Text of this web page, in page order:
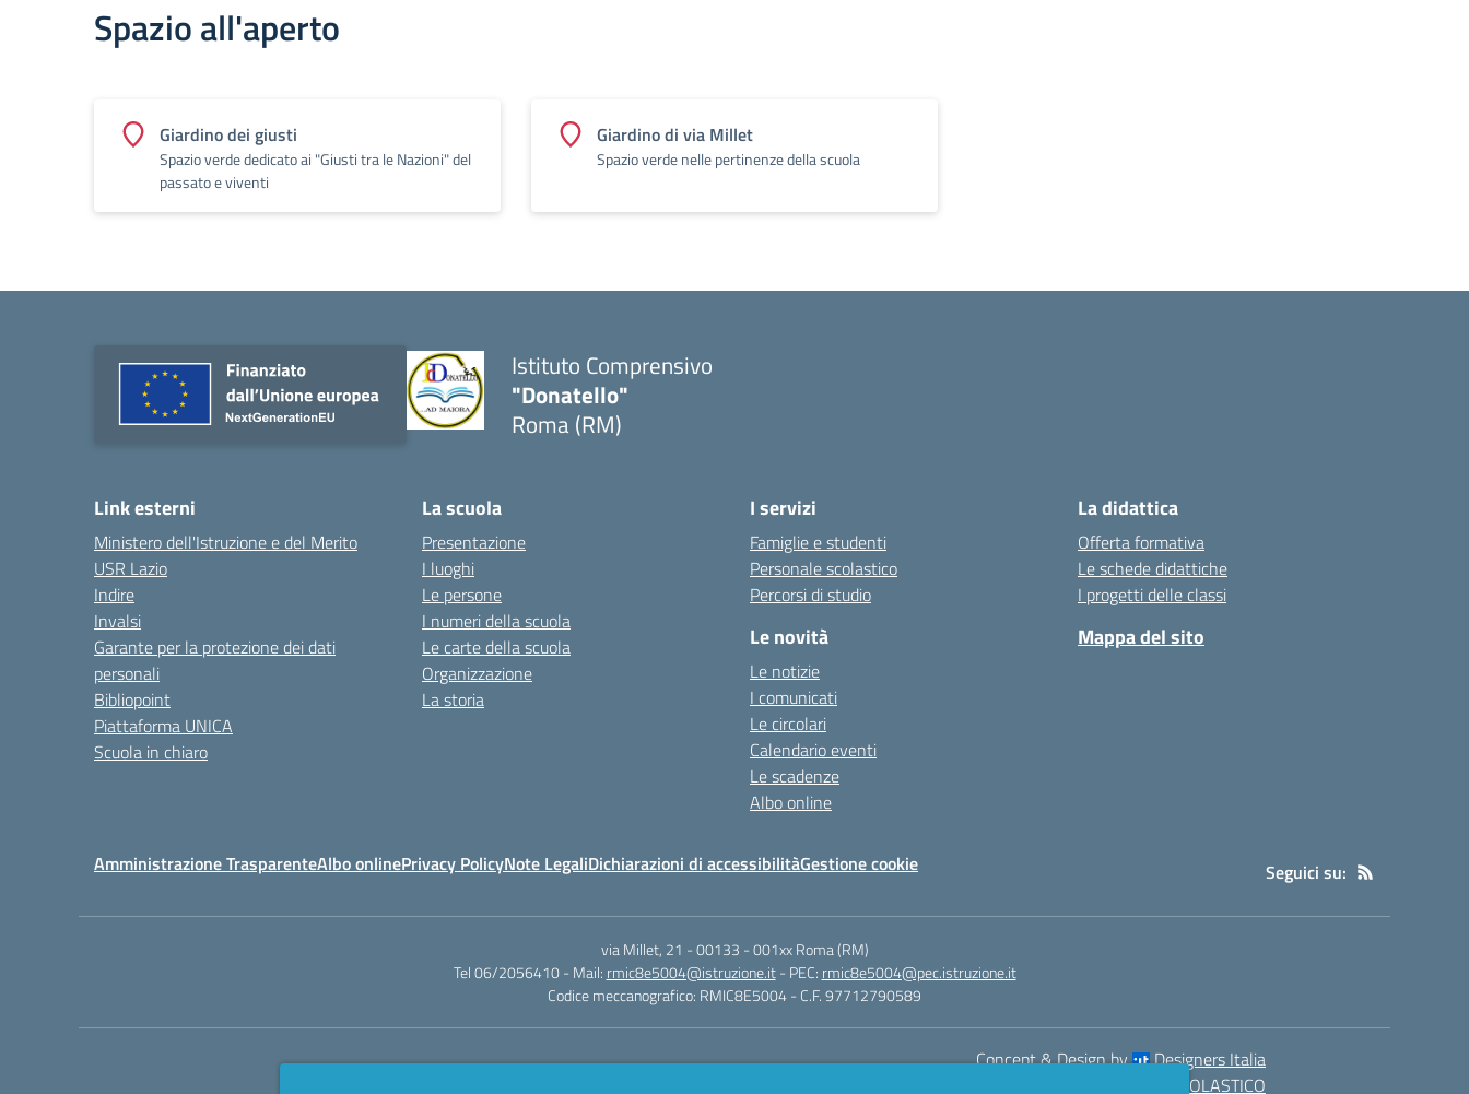
Spazio all'aperto
Giardino dei giusti
Spazio verde dedicato ai "Giusti tra le Nazioni" del
passato e viventi
Giardino di via Millet
Spazio verde nelle pertinenze della scuola
Istituto Comprensivo
"Donatello"
Roma (RM)
Link esterni
Ministero dell'Istruzione e del Merito
USR Lazio
Indire
Invalsi
Garante per la protezione dei dati
personali
Bibliopoint
Piattaforma UNICA
Scuola in chiaro
La scuola
Presentazione
I luoghi
Le persone
I numeri della scuola
Le carte della scuola
Organizzazione
La storia
I servizi
Famiglie e studenti
Personale scolastico
Percorsi di studio
Le novità
Le notizie
I comunicati
Le circolari
Calendario eventi
Le scadenze
Albo online
La didattica
Offerta formativa
Le schede didattiche
I progetti delle classi
Mappa del sito
Amministrazione TrasparenteAlbo onlinePrivacy PolicyNote LegaliDichiarazioni di accessibilitàGestione cookie Seguici su:
via Millet, 21 - 00133 -001xx Roma (RM)
Tel 06/2056410 - Mail: rmic8e5004@istruzione.it - PEC: rmic8e5004@pec.istruzione.it
Codice meccanografico: RMIC8E5004- C.F. 97712790589
Concept & Design by
Designers Italia
SCUOLASTICO